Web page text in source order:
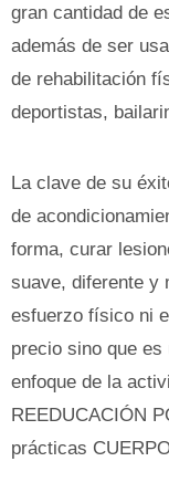
gran cantidad de
además de ser
de rehabilitación
deportistas,
La clave de su
de
forma, curar
suave, diferente y
esfuerzo físico ni
precio sino que es
enfoque de la
REEDUCACIÓN
prácticas